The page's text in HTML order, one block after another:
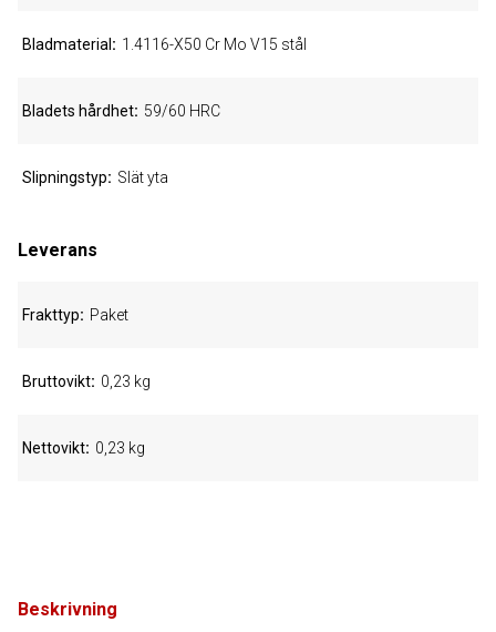
Beskrivning
Bladmaterial 1.4116-X50 Cr Mo V15 stål
Bladets hårdhet 59/60 HRC
Slipningstyp Slät yta
Leverans
Frakttyp Paket
Bruttovikt 0,23 kg
Nettovikt 0,23 kg